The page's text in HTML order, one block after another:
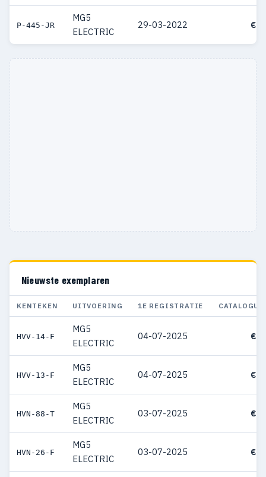
P-445-JR
MG5
ELECTRIC
29-03-2022 €
Nieuwste exemplaren
KENTEKEN UITVOERING 1E REGISTRATIE
HVV-14-F
MG5
ELECTRIC
04-07-2025 €
HVV-13-F
MG5
ELECTRIC
04-07-2025 €
HVN-88-T
MG5
ELECTRIC
03-07-2025 €
HVN-26-F
MG5
ELECTRIC
03-07-2025 €